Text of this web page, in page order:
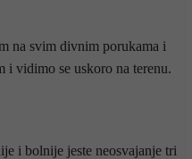
na svim divnim porukama i
i vidimo se uskoro na terenu.
i bolnije jeste neosvajanje tri